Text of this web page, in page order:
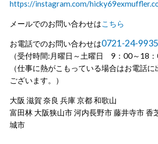
https://instagram.com/
メールでのお問い合わせはこちら
お電話でのお問い合わせは0721-24-9935
（受付時間:月曜日～土曜日 9：00～18：
（仕事に熱がこもっている場合はお電話
ございます。）
大阪 滋賀 奈良 兵庫 京都 和歌山
富田林 大阪狭山市 河内長野市 藤井寺市 香
城市